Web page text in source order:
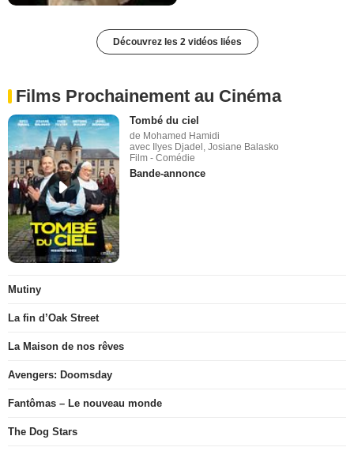
Découvrez les 2 vidéos liées
Films Prochainement au Cinéma
Tombé du ciel
de Mohamed Hamidi
avec Ilyes Djadel, Josiane Balasko
Film - Comédie
Bande-annonce
Mutiny
La fin d’Oak Street
La Maison de nos rêves
Avengers: Doomsday
Fantômas – Le nouveau monde
The Dog Stars